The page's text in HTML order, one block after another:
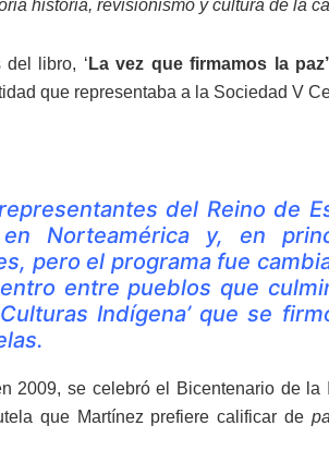
historia, revisionismo y cultura de la
libro, ‘ La vez que firmamos la paz’
que representaba a la Sociedad V
del Reino de
en Norteamérica y, en
pero el programa fue
entre pueblos que
Indígena’ que se
2009, se celebró el Bicentenario de
que Martínez prefiere calificar de